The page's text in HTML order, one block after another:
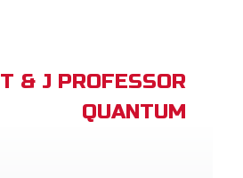
& J PROFESSOR
QUANTUM